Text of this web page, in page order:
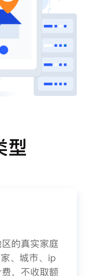
型
的真实家庭
、城市、ip
，不收取额